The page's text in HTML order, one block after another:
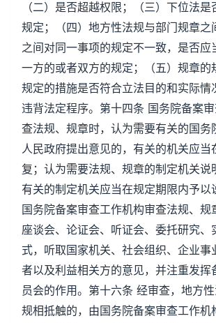
（二）是否超越权限；（三）下位法
规定；（四）地方性法规与部门规章之
之间对同一事项的规定不一致，是否应
一方的或者双方的规定；（五）规章的
规定的措施是否符合立法目的和实际情
违背法定程序。第十四条 国务院备案
查法规、规章时，认为需要有关的国务
人民政府提出意见的，有关的机关应当
复；认为需要法规、规章的制定机关说
有关的制定机关应当在规定期限内予以
国务院备案审查工作机构审查法规、规
座谈会、论证会、听证会、委托研究、
式，听取国家机关、社会组织、企业事
者以及利益相关方的意见，并注重发挥
员会的作用。第十六条 经审查，地方
规相抵触的，由国务院备案审查工作机